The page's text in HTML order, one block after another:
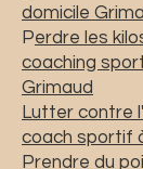
domicile
Perdre les
coaching
Grimaud
Lutter contre
coach sportif
Prendre du